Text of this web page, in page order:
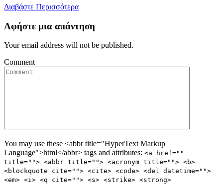
Διαβάστε Περισσότερα
Αφήστε μια απάντηση
Your email address will not be published.
Comment
You may use these <abbr title="HyperText Markup
Language">html</abbr> tags and attributes: <a href=""
title=""> <abbr title=""> <acronym title=""> <b>
<blockquote cite=""> <cite> <code> <del datetime="">
<em> <i> <q cite=""> <s> <strike> <strong>